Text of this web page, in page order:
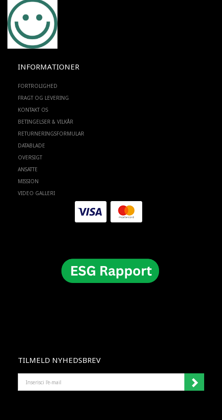
INFORMATIONER
FORTROLIGHED
FRAGT OG LEVERING
KONTAKT OS
BETINGELSER & VILKÅR
RETURNERINGSFORMULAR
DATABLADE
OVERSIGT
ANSATTE
MISSION
VIDEO GALLERI
TILMELD NYHEDSBREV
MAIL